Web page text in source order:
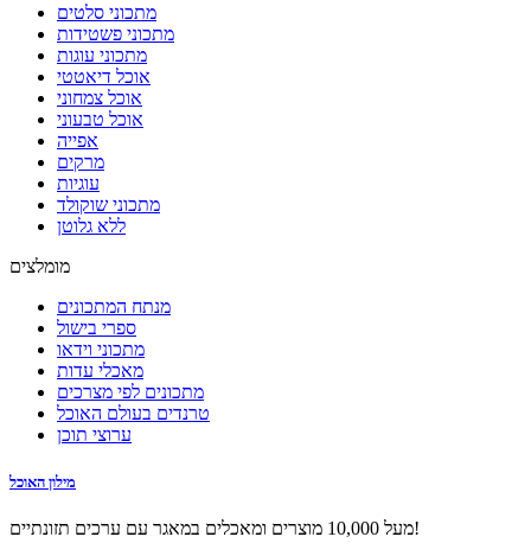
מתכוני סלטים
מתכוני פשטידות
מתכוני עוגות
אוכל דיאטטי
אוכל צמחוני
אוכל טבעוני
אפייה
מרקים
עוגיות
מתכוני שוקולד
ללא גלוטן
מומלצים
מנתח המתכונים
ספרי בישול
מתכוני וידאו
מאכלי עדות
מתכונים לפי מצרכים
טרנדים בעולם האוכל
ערוצי תוכן
מילון האוכל
מעל 10,000 מוצרים ומאכלים במאגר עם ערכים תזונתיים!